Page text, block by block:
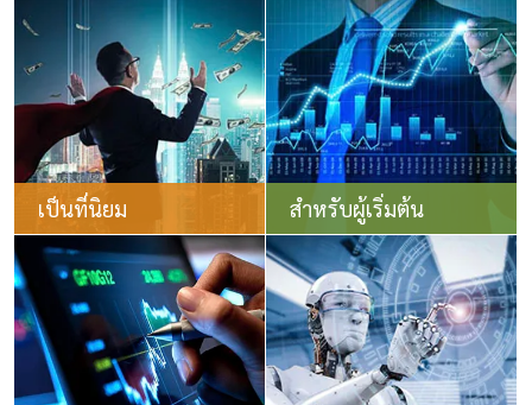
เป็นที่นิยม สำหรับผู้เริ่มต้น